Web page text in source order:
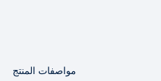
مواصفات المنتج